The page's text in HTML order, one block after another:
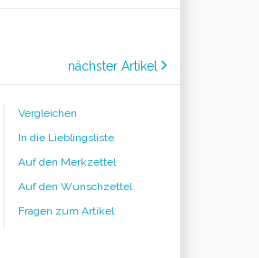
nächster Artikel
Vergleichen
In die Lieblingsliste
Auf den Merkzettel
Auf den Wunschzettel
Fragen zum Artikel